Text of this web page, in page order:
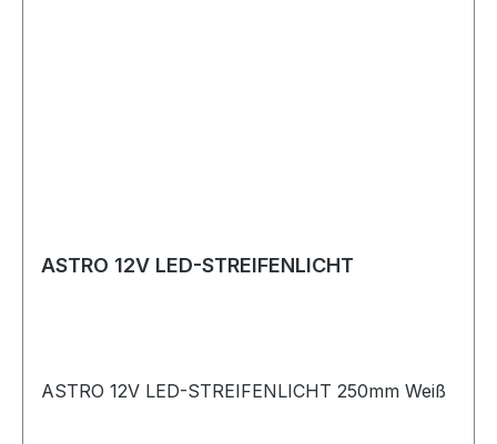
ASTRO 12V LED-STREIFENLICHT
ASTRO 12V LED-STREIFENLICHT 250mm Weiß